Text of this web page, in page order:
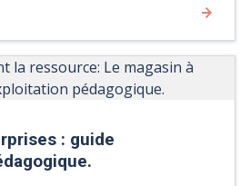
: guide